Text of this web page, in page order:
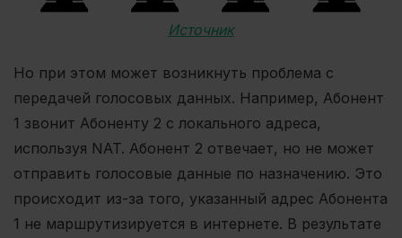
Источник
Но при этом может возникнуть проблема с
передачей голосовых данных. Например, Абонент
1 звонит Абоненту 2 с локального адреса,
используя NAT. Абонент 2 отвечает, но не может
отправить голосовые данные по назначению. Это
происходит из-за того, указанный адрес Абонента
1 не маршрутизируется в интернете. В результате